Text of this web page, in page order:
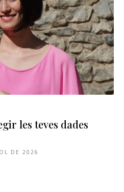
les teves dades
DE 2026